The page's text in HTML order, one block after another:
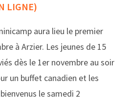
LIGNE)
aura lieu le premier
à Arzier. Les jeunes de 15
dès le 1er novembre au soir
un buffet canadien et les
le samedi 2